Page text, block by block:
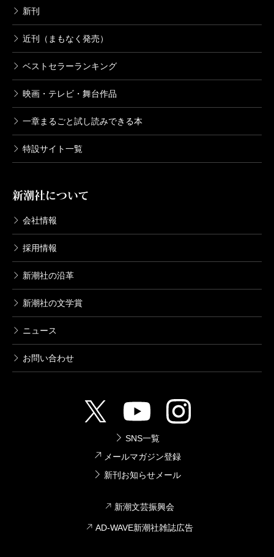
新刊
近刊（まもなく発売）
ベストセラーランキング
映画・テレビ・舞台作品
一章まるごと試し読みできる本
特設サイト一覧
新潮社について
会社情報
採用情報
新潮社の沿革
新潮社の文学賞
ニュース
お問い合わせ
SNS一覧
メールマガジン登録
新刊お知らせメール
新潮文芸振興会
AD-WAVE新潮社雑誌広告